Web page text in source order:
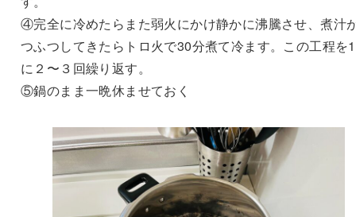
④完全に冷めたらまた弱火にかけ静かに沸騰させ、煮汁
つふつしてきたらトロ火で30分煮て冷ます。この工程を
に２〜３回繰り返す。
⑤鍋のまま一晩休ませておく